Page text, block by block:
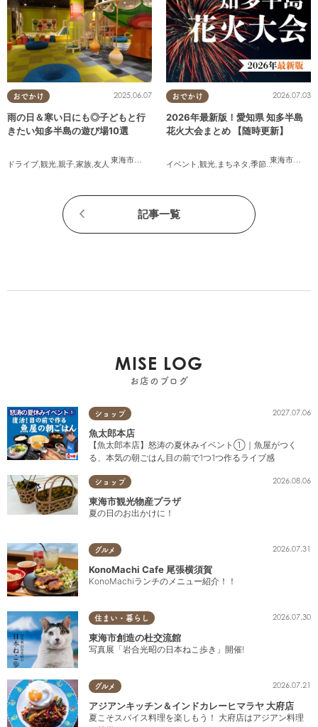
おでかけ
東海市
,大府市 知多市 東浦町,半田市, 常滑市,美浜町
2025.06.07
雨の日＆寒い日にも◎子どもと行
きたい知多半島の遊び場10選
ドライブ 観光 親子 家族 友人
おでかけ
東海市
,大府
2026.07.03
2026年最新版！愛知県 知多半島
花火大会まとめ 【随時更新】
イベント 観光 まちネタ 季節ネタ ,まとめ記
記事一覧
MISE LOG
お店のブログ
ショップ 2027.07.06
魚太郎本店
【魚太郎本店】怒涛の夏休みイベント①｜魚屋がつく
る、本気の朝ごはん目の前で1つ1つ作るライブ感
ショップ 2026.08.06
東海市観光物産プラザ
夏の日のお出かけに！
グルメ 2026.07.31
KonoMachi Cafe 尾張横須賀
KonoMachiランチのメニュー紹介！！
住まい・暮らし 2026.07.30
東海市創造の杜交流館
写真展「岩合光昭の日本ねこ歩き」開催!
グルメ 2026.07.21
アジアンキッチン＆インドカレーヒマラヤ 大府店
夏こそスパイス料理を楽しもう！ 大府店はアジアン料理